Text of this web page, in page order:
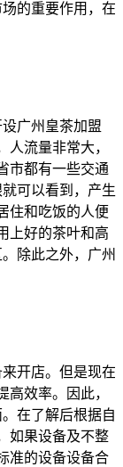
的重要作用，在
广州皇茶加盟
流量非常大，
市都有一些交通
可以看到，产生
住和吃饭的人便
上好的茶叶和高
除此之外，广州
开店。但是现在
效率。因此，
在了解后根据自
如果设备及不整
准的设备设备合